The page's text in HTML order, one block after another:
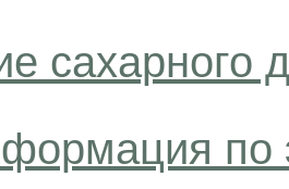
сахарного
по